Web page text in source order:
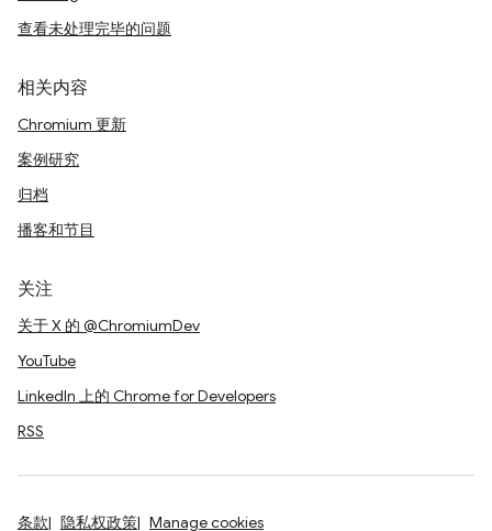
查看未处理完毕的问题
相关内容
Chromium 更新
案例研究
归档
播客和节目
关注
关于 X 的 @ChromiumDev
YouTube
LinkedIn 上的 Chrome for Developers
RSS
条款 隐私权政策 Manage cookies